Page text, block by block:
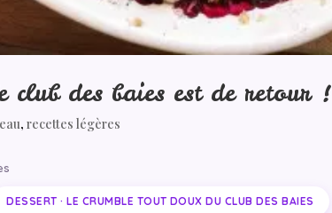
club des baies est de retour !
,recettes légères
DESSERT · LE CRUMBLE TOUT DOUX DU CLUB DES BAIES